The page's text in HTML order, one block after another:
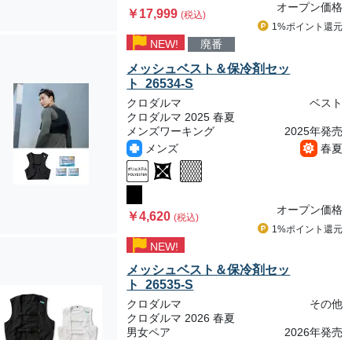
￥17,999(税込)
オープン価格
1%ポイント 還元
NEW! 廃番
メッシュベスト＆保冷剤セッ
ト 26534-S
クロダルマ
ベスト
クロダルマ 2025 春夏
メンズワーキング
2025年発売
メンズ
春夏
￥4,620(税込)
オープン価格
1%ポイント 還元
NEW!
メッシュベスト＆保冷剤セッ
ト 26535-S
クロダルマ
その他
クロダルマ 2026 春夏
男女ペア
2026年発売